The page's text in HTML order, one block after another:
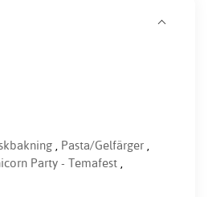
, Pasta/Gelfärger ,
Party - Temafest ,